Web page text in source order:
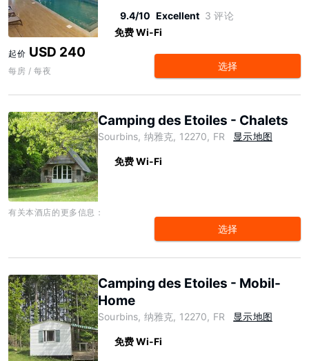
9.4/10 Excellent 3 评论
免费 Wi-Fi
起价 USD 240
每房 / 每夜 选择
Camping des Etoiles - Chalets
Sourbins, 纳雅克, 12270, FR 显示地图
免费 Wi-Fi
有关本酒店的更多信息：
选择
Camping des Etoiles - Mobil-
Home
Sourbins, 纳雅克, 12270, FR 显示地图
免费 Wi-Fi